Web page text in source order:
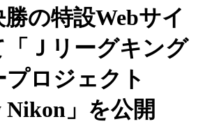
の特設Webサイ
「Ｊリーグキング
ロジェクト
Nikon」を公開